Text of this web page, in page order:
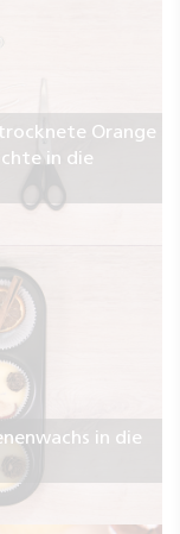
Orange
in die
in die